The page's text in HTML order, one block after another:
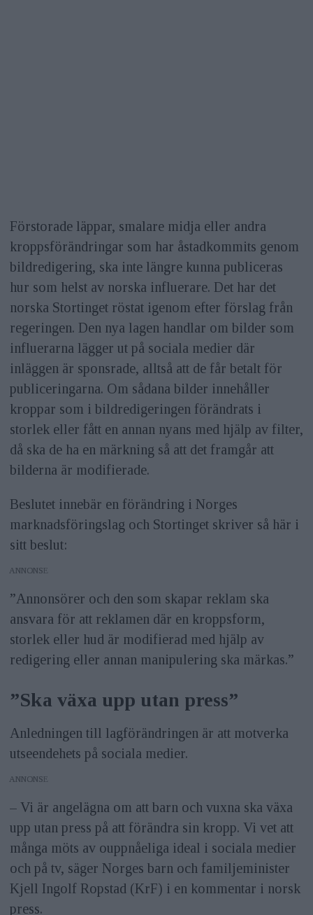
Förstorade läppar, smalare midja eller andra
kroppsförändringar som har åstadkommits genom
bildredigering, ska inte längre kunna publiceras
hur som helst av norska influerare. Det har det
norska Stortinget röstat igenom efter förslag från
regeringen. Den nya lagen handlar om bilder som
influerarna lägger ut på sociala medier där
inläggen är sponsrade, alltså att de får betalt för
publiceringarna. Om sådana bilder innehåller
kroppar som i bildredigeringen förändrats i
storlek eller fått en annan nyans med hjälp av filter,
då ska de ha en märkning så att det framgår att
bilderna är modifierade.
Beslutet innebär en förändring i Norges
marknadsföringslag och Stortinget skriver så här i
sitt beslut:
ANNONS
”Annonsörer och den som skapar reklam ska
ansvara för att reklamen där en kroppsform,
storlek eller hud är modifierad med hjälp av
redigering eller annan manipulering ska märkas.”
”Ska växa upp utan press”
Anledningen till lagförändringen är att motverka
utseendehets på sociala medier.
ANNONS
– Vi är angelägna om att barn och vuxna ska växa
upp utan press på att förändra sin kropp. Vi vet att
många möts av ouppnåeliga ideal i sociala medier
och på tv, säger Norges barn och familjeminister
Kjell Ingolf Ropstad (KrF) i en kommentar i norsk
press.